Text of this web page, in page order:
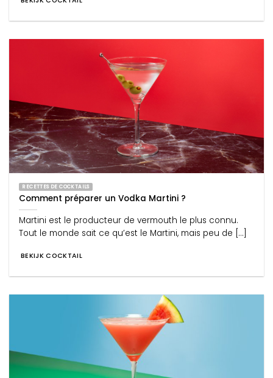
RECETTES DE COCKTAILS
Comment préparer un Vodka Martini ?
Martini est le producteur de vermouth le plus connu.
Tout le monde sait ce qu’est le Martini, mais peu de [...]
BEKIJK COCKTAIL